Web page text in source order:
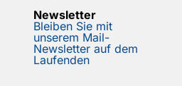
Newsletter
Bleiben Sie mit
unserem Mail-
Newsletter auf dem
Laufenden